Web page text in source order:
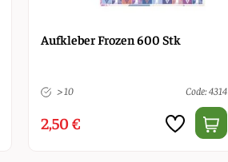
Aufkleber Frozen 600 Stk
> 10 Code: 4314
2,50 €